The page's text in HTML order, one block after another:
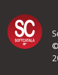
Si heu trobat
quina és la